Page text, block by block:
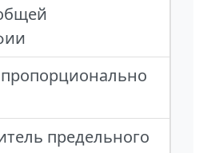
предельного